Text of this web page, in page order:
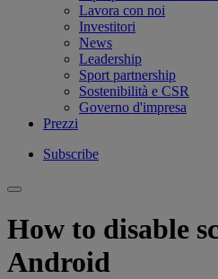
Lavora con noi
Investitori
News
Leadership
Sport partnership
Sostenibilità e CSR
Governo d'impresa
Prezzi
Subscribe
How to disable
Android